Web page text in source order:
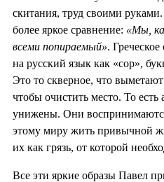
скитания, труд своими
более яркое сравнение: «Мы,
всеми попираемый».
на русский язык как «сор»,
Это то скверное, что
чтобы очистить место. То есть
унижены. Они
этому миру жить привычной
их как грязь, от которой
Все эти яркие образы Павел